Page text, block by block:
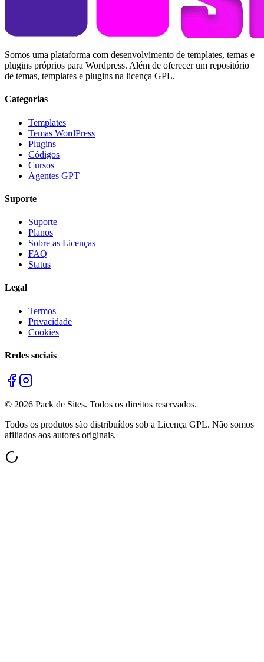
Somos uma plataforma com desenvolvimento de templates, temas e
plugins próprios para Wordpress. Além de oferecer um repositório
de temas, templates e plugins na licença GPL.
Categorias
Templates
Temas WordPress
Plugins
Códigos
Cursos
Agentes GPT
Suporte
Suporte
Planos
Sobre as Licenças
FAQ
Status
Legal
Termos
Privacidade
Cookies
Redes sociais
© 2026 Pack de Sites. Todos os direitos reservados.
Todos os produtos são distribuídos sob a Licença GPL. Não somos
afiliados aos autores originais.